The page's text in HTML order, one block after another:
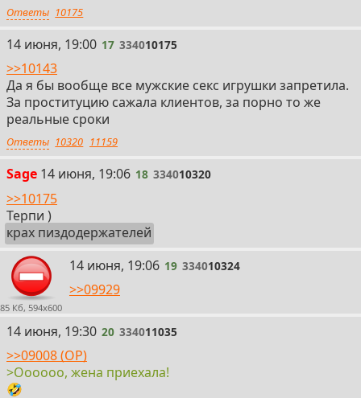
Ответы 10175
17
14 июня, 19:00 17 334010175
>>10143
Да я бы вообще все мужские секс игрушки запретила.
За проституцию сажала клиентов, за порно то же
реальные сроки
Ответы 10320 11159
Sage 18
14 июня, 19:06 18 334010320
>>10175
Терпи )
крах пиздодержателей
85 Кб, 594x600
19
14 июня, 19:06 19 334010324
>>09929
20
14 июня, 19:30 20 334011035
>>09008 (OP)
>Оооооо, жена приехала!
🤣